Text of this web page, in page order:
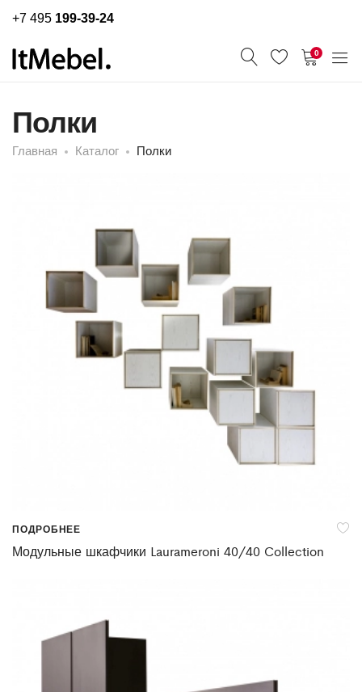
+7 495 199-39-24
0
Полки
Главная Каталог Полки
ПОДРОБНЕЕ
Модульные шкафчики Laurameroni 40/40 Collection